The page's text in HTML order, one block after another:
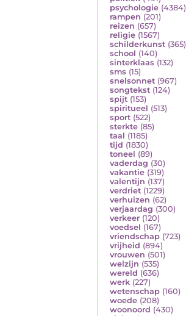
psychologie (4384)
rampen (201)
reizen (657)
religie (1567)
schilderkunst (365)
school (140)
sinterklaas (132)
sms (15)
snelsonnet (967)
songtekst (124)
spijt (153)
spiritueel (513)
sport (522)
sterkte (85)
taal (1185)
tijd (1830)
toneel (89)
vaderdag (30)
vakantie (319)
valentijn (137)
verdriet (1229)
verhuizen (62)
verjaardag (300)
verkeer (120)
voedsel (167)
vriendschap (723)
vrijheid (894)
vrouwen (501)
welzijn (535)
wereld (636)
werk (227)
wetenschap (160)
woede (208)
woonoord (430)